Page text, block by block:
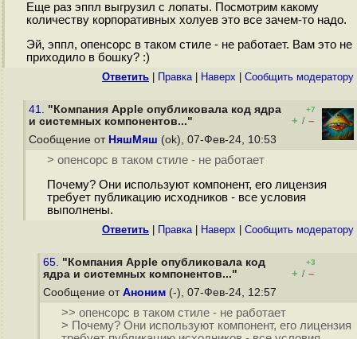
Еще раз эппл выгрузил с лопаты. Посмотрим какому
количеству корпоративных холуев это все зачем-то надо.
Эй, эппл, опенсорс в таком стиле - не работает. Вам это не
приходило в бошку? :)
Ответить Правка| Наверх Cообщить модератору
41. "Компания Apple опубликовала код ядра
и системных компонентов..."
+7
+ / –
Сообщение от НяшМяш (ok), 07-Фев-24, 10:53
> опенсорс в таком стиле - не работает
Почему? Они используют компонент, его лицензия
требует публикацию исходников - все условия
выполнены.
Ответить Правка| Наверх Cообщить модератору
65. "Компания Apple опубликовала код
ядра и системных компонентов..."
+3
+ / –
Сообщение от Аноним (-), 07-Фев-24, 12:57
>> опенсорс в таком стиле - не работает
> Почему? Они используют компонент, его лицензия